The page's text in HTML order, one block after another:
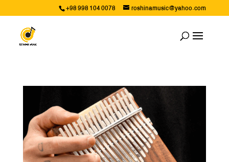
+98 998 104 0078 roshinamusic@yahoo.com